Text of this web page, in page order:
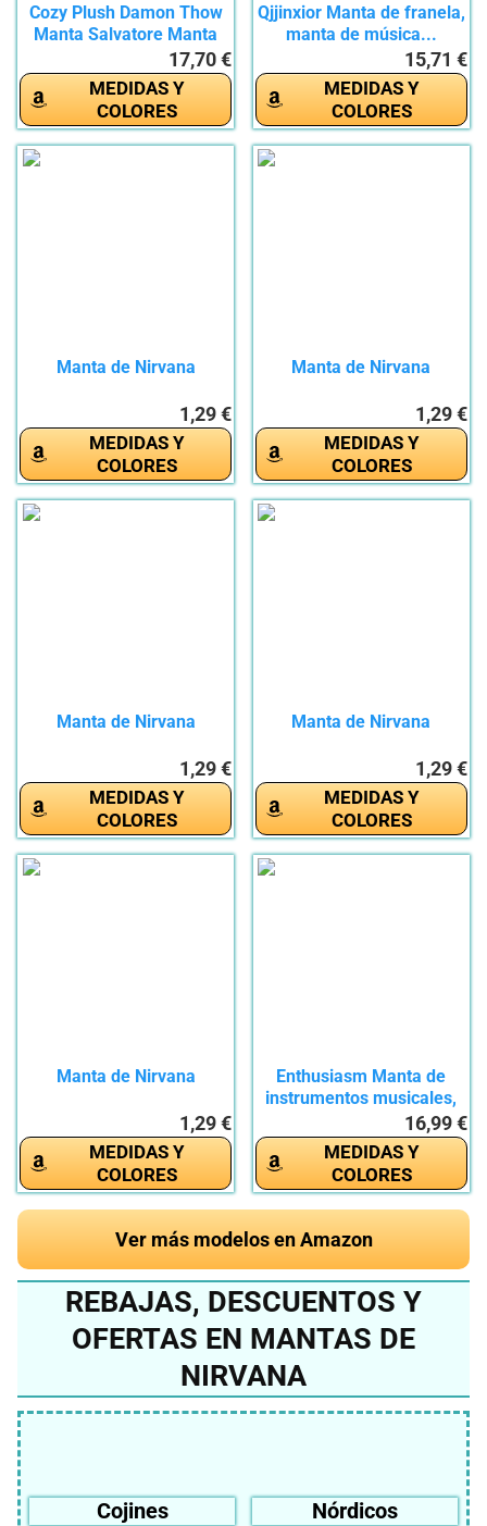
Cozy Plush Damon Thow
Manta Salvatore Manta
17,70 €
MEDIDAS Y
COLORES
Qjjinxior Manta de franela,
manta de música...
15,71 €
MEDIDAS Y
COLORES
Manta de Nirvana
1,29 €
MEDIDAS Y
COLORES
Manta de Nirvana
1,29 €
MEDIDAS Y
COLORES
Manta de Nirvana
1,29 €
MEDIDAS Y
COLORES
Manta de Nirvana
1,29 €
MEDIDAS Y
COLORES
Manta de Nirvana
1,29 €
MEDIDAS Y
COLORES
Enthusiasm Manta de
instrumentos musicales,
16,99 €
MEDIDAS Y
COLORES
Ver más modelos en Amazon
REBAJAS, DESCUENTOS Y
OFERTAS EN MANTAS DE
NIRVANA
Cojines
Nórdicos